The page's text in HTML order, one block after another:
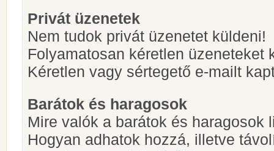
Privát üzenetek
Nem tudok privát üzenetet küldeni!
Folyamatosan kéretlen üzeneteket
Kéretlen vagy sértegető e-mailt
Barátok és haragosok
Mire valók a barátok és haragosok
Hogyan adhatok hozzá, illetve